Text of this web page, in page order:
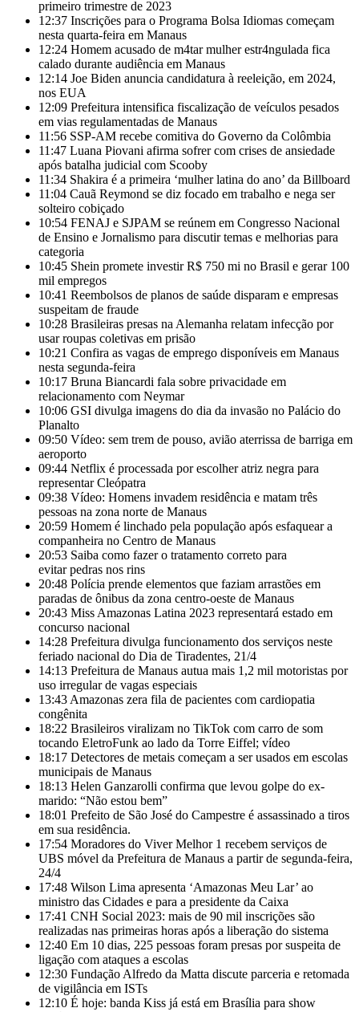
primeiro trimestre de 2023
12:37 Inscrições para o Programa Bolsa Idiomas começam
nesta quarta-feira em Manaus
12:24 Homem acusado de m4tar mulher estr4ngulada fica
calado durante audiência em Manaus
12:14 Joe Biden anuncia candidatura à reeleição, em 2024,
nos EUA
12:09 Prefeitura intensifica fiscalização de veículos pesados
em vias regulamentadas de Manaus
11:56 SSP-AM recebe comitiva do Governo da Colômbia
11:47 Luana Piovani afirma sofrer com crises de ansiedade
após batalha judicial com Scooby
11:34 Shakira é a primeira ‘mulher latina do ano’ da Billboard
11:04 Cauã Reymond se diz focado em trabalho e nega ser
solteiro cobiçado
10:54 FENAJ e SJPAM se reúnem em Congresso Nacional
de Ensino e Jornalismo para discutir temas e melhorias para
categoria
10:45 Shein promete investir R$ 750 mi no Brasil e gerar 100
mil empregos
10:41 Reembolsos de planos de saúde disparam e empresas
suspeitam de fraude
10:28 Brasileiras presas na Alemanha relatam infecção por
usar roupas coletivas em prisão
10:21 Confira as vagas de emprego disponíveis em Manaus
nesta segunda-feira
10:17 Bruna Biancardi fala sobre privacidade em
relacionamento com Neymar
10:06 GSI divulga imagens do dia da invasão no Palácio do
Planalto
09:50 Vídeo: sem trem de pouso, avião aterrissa de barriga em
aeroporto
09:44 Netflix é processada por escolher atriz negra para
representar Cleópatra
09:38 Vídeo: Homens invadem residência e matam três
pessoas na zona norte de Manaus
20:59 Homem é linchado pela população após esfaquear a
companheira no Centro de Manaus
20:53 Saiba como fazer o tratamento correto para
evitar pedras nos rins
20:48 Polícia prende elementos que faziam arrastões em
paradas de ônibus da zona centro-oeste de Manaus
20:43 Miss Amazonas Latina 2023 representará estado em
concurso nacional
14:28 Prefeitura divulga funcionamento dos serviços neste
feriado nacional do Dia de Tiradentes, 21/4
14:13 Prefeitura de Manaus autua mais 1,2 mil motoristas por
uso irregular de vagas especiais
13:43 Amazonas zera fila de pacientes com cardiopatia
congênita
18:22 Brasileiros viralizam no TikTok com carro de som
tocando EletroFunk ao lado da Torre Eiffel; vídeo
18:17 Detectores de metais começam a ser usados em escolas
municipais de Manaus
18:13 Helen Ganzarolli confirma que levou golpe do ex-
marido: “Não estou bem”
18:01 Prefeito de São José do Campestre é assassinado a tiros
em sua residência.
17:54 Moradores do Viver Melhor 1 recebem serviços de
UBS móvel da Prefeitura de Manaus a partir de segunda-feira,
24/4
17:48 Wilson Lima apresenta ‘Amazonas Meu Lar’ ao
ministro das Cidades e para a presidente da Caixa
17:41 CNH Social 2023: mais de 90 mil inscrições são
realizadas nas primeiras horas após a liberação do sistema
12:40 Em 10 dias, 225 pessoas foram presas por suspeita de
ligação com ataques a escolas
12:30 Fundação Alfredo da Matta discute parceria e retomada
de vigilância em ISTs
12:10 É hoje: banda Kiss já está em Brasília para show